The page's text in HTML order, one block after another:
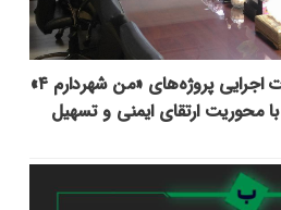
تداوم عملیات اجرایی پروژه‌های «من شهردارم ۴»
در منطقه ۹ با محوریت ارتقای ایمنی و تسهیل